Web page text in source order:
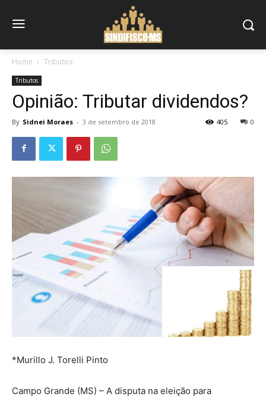
Home Tributos
Tributos
Opinião: Tributar dividendos?
By Sidnei Moraes - 3 de setembro de 2018 0
405
*Murillo J. Torelli Pinto
Campo Grande (MS) – A disputa na eleição para